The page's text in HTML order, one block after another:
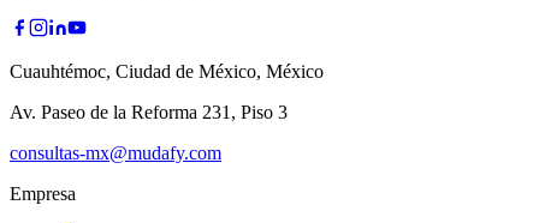
Cuauhtémoc, Ciudad de México, México
Av. Paseo de la Reforma 231, Piso 3
consultas-mx@mudafy.com
Empresa